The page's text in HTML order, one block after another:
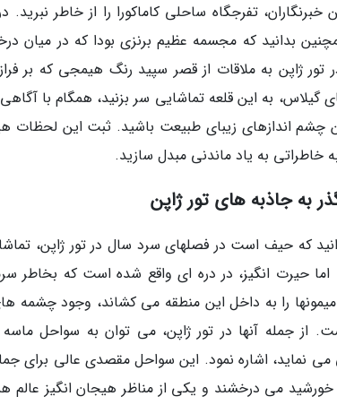
خبرنگاران، تفرجگاه ساحلی کاماکورا را از خاطر
بدانید که مجسمه عظیم برنزی بودا که در
تور ژاپن به ملاقات از قصر سپید رنگ هیمجی که بر
گیلاس، به این قلعه تماشایی سر بزنید، همگام با
چشم اندازهای زیبای طبیعت باشید. ثبت این لحظات
به یاد ماندنی مبدل سازید.
به جاذبه های تور ژاپن
که حیف است در فصلهای سرد سال در تور ژاپن،
اما حیرت انگیز، در دره ای واقع شده است که
را به داخل این منطقه می کشاند، وجود چشمه
از جمله آنها در تور ژاپن، می توان به سواحل
می نماید، اشاره نمود. این سواحل مقصدی عالی برای
خورشید می درخشند و یکی از مناظر هیجان انگیز